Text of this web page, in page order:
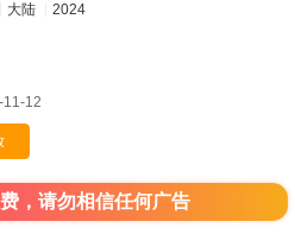
大陆
2024
12
，请勿相信任何广告